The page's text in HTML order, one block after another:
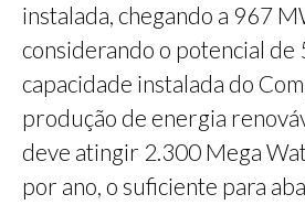
instalada, chegando a 967
considerando o potencial
capacidade instalada do
produção de energia
deve atingir 2.300 Mega
por ano, o suficiente para